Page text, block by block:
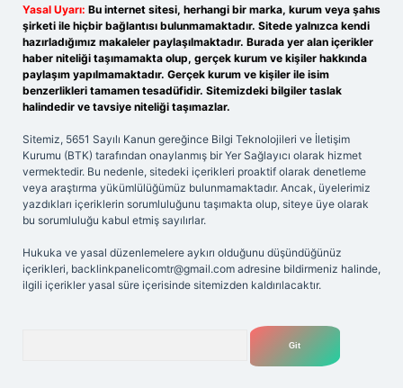
Yasal Uyarı: Bu internet sitesi, herhangi bir marka, kurum veya şahıs
şirketi ile hiçbir bağlantısı bulunmamaktadır. Sitede yalnızca kendi
hazırladığımız makaleler paylaşılmaktadır. Burada yer alan içerikler
haber niteliği taşımamakta olup, gerçek kurum ve kişiler hakkında
paylaşım yapılmamaktadır. Gerçek kurum ve kişiler ile isim
benzerlikleri tamamen tesadüfidir. Sitemizdeki bilgiler taslak
halindedir ve tavsiye niteliği taşımazlar.
Sitemiz, 5651 Sayılı Kanun gereğince Bilgi Teknolojileri ve İletişim
Kurumu (BTK) tarafından onaylanmış bir Yer Sağlayıcı olarak hizmet
vermektedir. Bu nedenle, sitedeki içerikleri proaktif olarak denetleme
veya araştırma yükümlülüğümüz bulunmamaktadır. Ancak, üyelerimiz
yazdıkları içeriklerin sorumluluğunu taşımakta olup, siteye üye olarak
bu sorumluluğu kabul etmiş sayılırlar.
Hukuka ve yasal düzenlemelere aykırı olduğunu düşündüğünüz
içerikleri, backlinkpanelicomtr@gmail.com adresine bildirmeniz halinde,
ilgili içerikler yasal süre içerisinde sitemizden kaldırılacaktır.